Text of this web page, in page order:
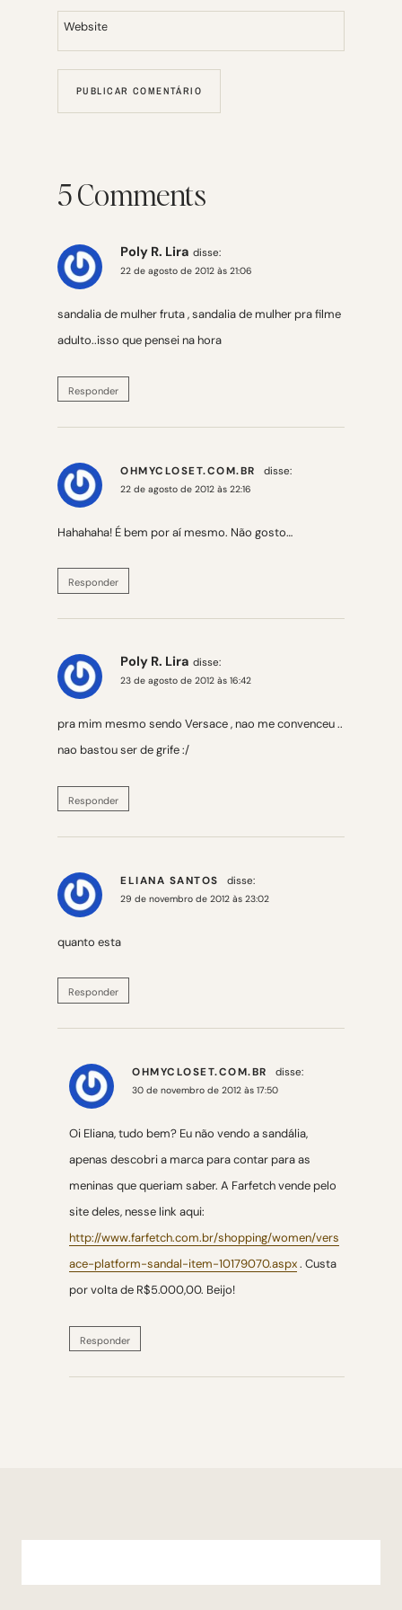
Website
5 Comments
Poly R. Lira disse:
22 de agosto de 2012 às 21:06
sandalia de mulher fruta , sandalia de mulher pra filme
adulto..isso que pensei na hora
Responder
OHMYCLOSET.COM.BR disse:
22 de agosto de 2012 às 22:16
Hahahaha! É bem por aí mesmo. Não gosto…
Responder
Poly R. Lira disse:
23 de agosto de 2012 às 16:42
pra mim mesmo sendo Versace , nao me convenceu ..
nao bastou ser de grife :/
Responder
ELIANA SANTOS disse:
29 de novembro de 2012 às 23:02
quanto esta
Responder
OHMYCLOSET.COM.BR disse:
30 de novembro de 2012 às 17:50
Oi Eliana, tudo bem? Eu não vendo a sandália,
apenas descobri a marca para contar para as
meninas que queriam saber. A Farfetch vende pelo
site deles, nesse link aqui:
http://www.farfetch.com.br/shopping/women/vers
ace-platform-sandal-item-10179070.aspx. Custa
por volta de R$5.000,00. Beijo!
Responder